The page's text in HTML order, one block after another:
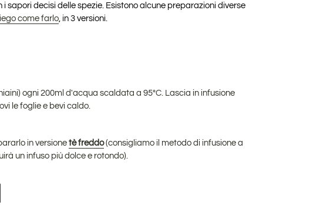
i sapori decisi delle spezie. Esistono alcune preparazioni diverse
come farlo , in 3 versioni.
ogni 200ml d'acqua scaldata a 95°C. Lascia in infusione
le foglie e bevi caldo.
in versionetè freddo(consigliamo il metodo di infusione a
un infuso più dolce e rotondo).